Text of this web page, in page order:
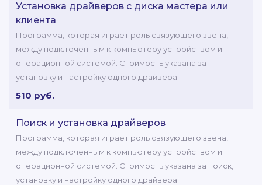
Установка драйверов с диска мастера или
клиента
Программа, которая играет роль связующего звена,
между подключенным к компьютеру устройством и
операционной системой. Стоимость указана за
установку и настройку одного драйвера.
510 руб.
Поиск и установка драйверов
Программа, которая играет роль связующего звена,
между подключенным к компьютеру устройством и
операционной системой. Стоимость указана за поиск,
установку и настройку одного драйвера.